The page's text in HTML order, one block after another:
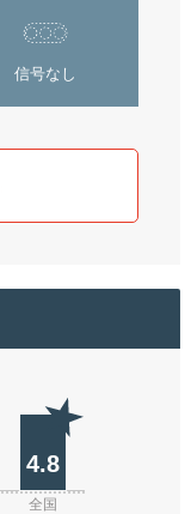
信号なし
4.8
全国